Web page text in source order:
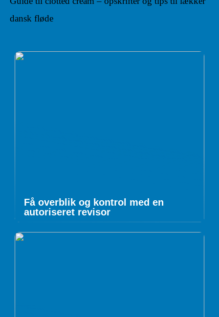
dansk fløde
Få overblik og kontrol med en
autoriseret revisor